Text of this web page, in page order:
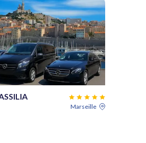
Marseille